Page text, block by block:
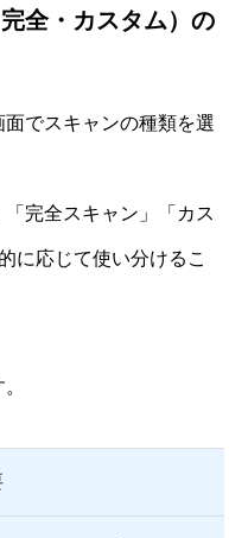
全・カスタム）の
でスキャンの種類を選
完全スキャン」「カス
に応じて使い分けるこ